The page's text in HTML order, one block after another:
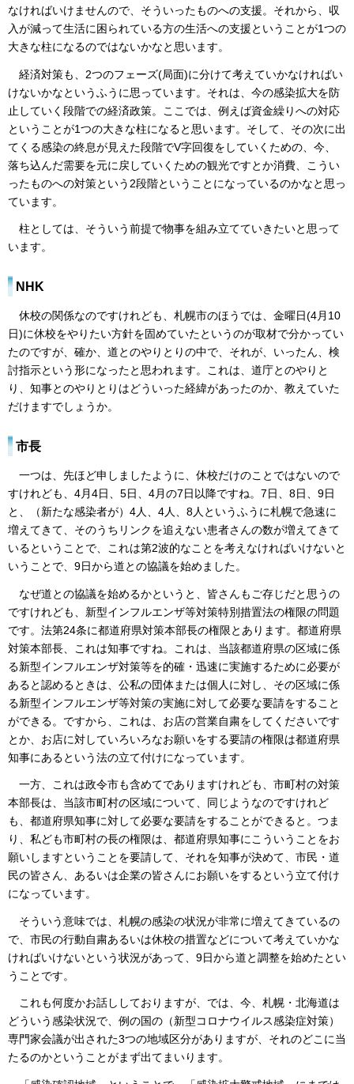
なければいけませんので、そういったものへの支援。それから、収
入が減って生活に困られている方の生活への支援ということが1つの
大きな柱になるのではないかなと思います。
経済対策も、2つのフェーズ(局面)に分けて考えていかなければい
けないかなというふうに思っています。それは、今の感染拡大を防
止していく段階での経済政策。ここでは、例えば資金繰りへの対応
ということが1つの大きな柱になると思います。そして、その次に出
てくる感染の終息が見えた段階でV字回復をしていくための、今、
落ち込んだ需要を元に戻していくための観光ですとか消費、こうい
ったものへの対策という2段階ということになっているのかなと思っ
ています。
柱としては、そういう前提で物事を組み立てていきたいと思って
います。
NHK
休校の関係なのですけれども、札幌市のほうでは、金曜日(4月10
日)に休校をやりたい方針を固めていたというのが取材で分かってい
たのですが、確か、道とのやりとりの中で、それが、いったん、検
討指示という形になったと思われます。これは、道庁とのやりと
り、知事とのやりとりはどういった経緯があったのか、教えていた
だけますでしょうか。
市長
一つは、先ほど申しましたように、休校だけのことではないので
すけれども、4月4日、5日、4月の7日以降ですね。7日、8日、9日
と、（新たな感染者が）4人、4人、8人というふうに札幌で急速に
増えてきて、そのうちリンクを追えない患者さんの数が増えてきて
いるということで、これは第2波的なことを考えなければいけないと
いうことで、9日から道との協議を始めました。
なぜ道との協議を始めるかというと、皆さんもご存じだと思うの
ですけれども、新型インフルエンザ等対策特別措置法の権限の問題
です。法第24条に都道府県対策本部長の権限とあります。都道府県
対策本部長、これは知事ですね。これは、当該都道府県の区域に係
る新型インフルエンザ対策等を的確・迅速に実施するために必要が
あると認めるときは、公私の団体または個人に対し、その区域に係
る新型インフルエンザ等対策の実施に対して必要な要請をすること
ができる。ですから、これは、お店の営業自粛をしてくださいです
とか、お店に対していろいろなお願いをする要請の権限は都道府県
知事にあるという法の立て付けになっています。
一方、これは政令市も含めてでありますけれども、市町村の対策
本部長は、当該市町村の区域について、同じようなのですけれど
も、都道府県知事に対して必要な要請をすることができると。つま
り、私ども市町村の長の権限は、都道府県知事にこういうことをお
願いしますということを要請して、それを知事が決めて、市民・道
民の皆さん、あるいは企業の皆さんにお願いをするという立て付け
になっています。
そういう意味では、札幌の感染の状況が非常に増えてきているの
で、市民の行動自粛あるいは休校の措置などについて考えていかな
ければいけないという状況があって、9日から道と調整を始めたとい
うことです。
これも何度かお話ししておりますが、では、今、札幌・北海道は
どういう感染状況で、例の国の（新型コロナウイルス感染症対策）
専門家会議が出された3つの地域区分がありますが、それのどこに当
たるのかということがまず出てまいります。